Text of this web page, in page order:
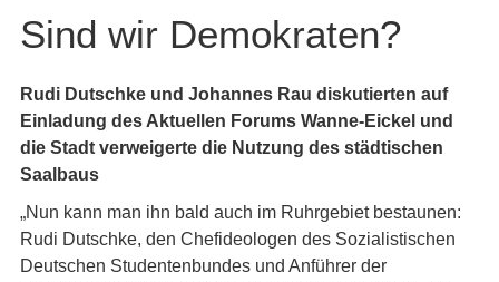
Sind wir Demokraten?
Rudi Dutschke und Johannes Rau diskutierten auf
Einladung des Aktuellen Forums Wanne-Eickel und
die Stadt verweigerte die Nutzung des städtischen
Saalbaus
„Nun kann man ihn bald auch im Ruhrgebiet bestaunen:
Rudi Dutschke, den Chefideologen des Sozialistischen
Deutschen Studentenbundes und Anführer der